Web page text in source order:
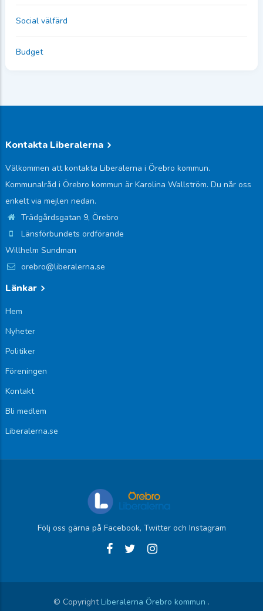
Social välfärd
Budget
Kontakta Liberalerna
Välkommen att kontakta Liberalerna i Örebro kommun.
Kommunalråd i Örebro kommun är Karolina Wallström. Du når oss
enkelt via mejlen nedan.
Trädgårdsgatan 9, Örebro
Länsförbundets ordförande
Willhelm Sundman
orebro@liberalerna.se
Länkar
Hem
Nyheter
Politiker
Föreningen
Kontakt
Bli medlem
Liberalerna.se
Följ oss gärna på Facebook, Twitter och Instagram
© Copyright Liberalerna Örebro kommun .